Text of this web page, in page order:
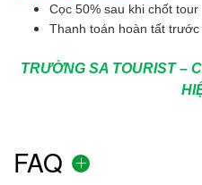
Cọc 50% sau khi chốt tour
Thanh toán hoàn tất
TRƯỜNG SA TOURIST –
FAQ